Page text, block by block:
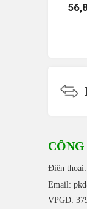
Điện thoại:
Email:
VPGD: